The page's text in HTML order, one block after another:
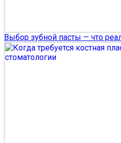
Выбор зубной пасты — что